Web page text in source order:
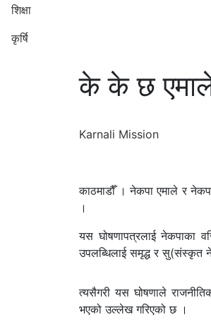
शिक्षा
कृर्षि
के के छ
Karnali Mission
काठमाडौँ । नेकपा एमाले र
।
यस घोषणापत्रलाई नेकपाका
उपलब्धिलाई समृद्ध र सु(संस्कृत
त्यसैगरी यस घोषणाले
भएको उल्लेख गरिएको छ ।